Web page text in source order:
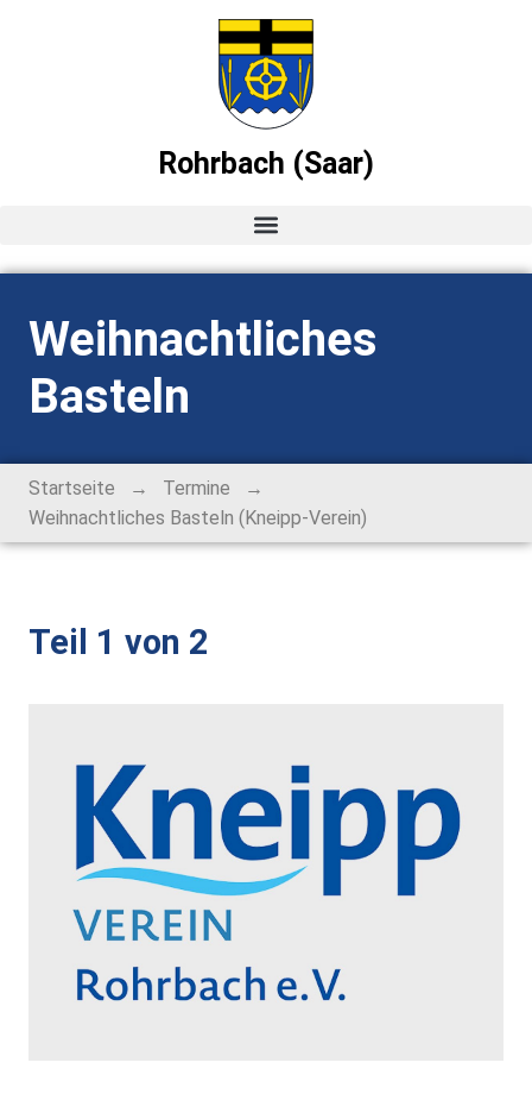
Rohrbach (Saar)
News
Termine
Alt-Rohrbach-Fest
Weihnachtsmarkt
Ortsverwaltung
Ortsrat
Weihnachtliches
Basteln
Startseite → Termine
→
Weihnachtliches Basteln (Kneipp-Verein)
Teil 1 von 2